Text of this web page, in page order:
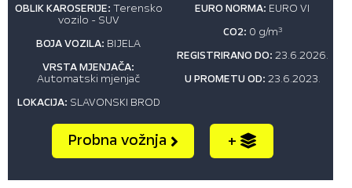
OBLIK KAROSERIJE: Terensko
vozilo - SUV
BOJA VOZILA: BIJELA
VRSTA MJENJAČA:
Automatski mjenjač
LOKACIJA: SLAVONSKI BROD
EURO NORMA: EURO VI
CO2:
0 g/m3
REGISTRIRANO DO: 23.6.2026.
U PROMETU OD: 23.6.2023.
Probna vožnja +